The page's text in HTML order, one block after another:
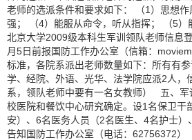
老师的选派条件和要求如下：
（1 ）思想作
强；
（4）能服从命令，听从指挥； （5）
北京大学2009级本科生军训领队老师信息
月5日前报国防工作办公室（信箱：
标准，各院系派出老师数量如下：所有有
学、经院、外语、光华、法学院应派2人，
系，领队老师中要有一名女教师）
五、
校医院和餐饮中心研究确定。设1 名保卫干
安）、 6名医务人员（2名医生、 4名护士）、
告知国防工作办公室（电话： 62756372）